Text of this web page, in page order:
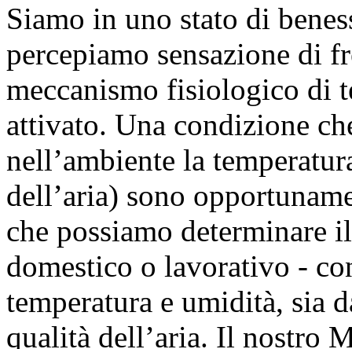
Siamo in uno stato di
percepiamo sensazione di
meccanismo fisiologico di
attivato. Una condizione
nell’ambiente la
dell’aria) sono
che possiamo determinare
domestico o lavorativo -
temperatura e umidità, sia
qualità dell’aria. Il nostro